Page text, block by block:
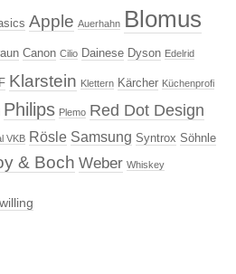
Apple Auerhahn Blomus
Canon Cilio Dainese Dyson Edelrid
Klarstein Klettern Kärcher Küchenprofi
Philips Plemo Red Dot Design
VKB Rösle Samsung Syntrox Söhnle
& Boch Weber Whiskey